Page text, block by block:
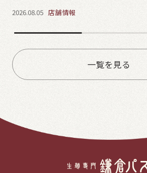
2026.08.05 店舗情報
一覧を見る